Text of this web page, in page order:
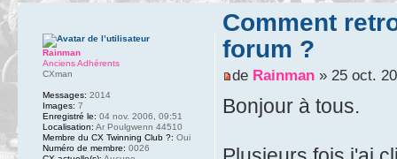
Comment
forum ?
de Rainman» 25 oct.
Bonjour à tous.
Rainman
Anciens Adhérents
CXman
Messages: 2014
Images: 7
Enregistré le: 04 nov. 2006, 09:51
Localisation: Ar Poulgwenn 44510
Membre du CX Twinning Club ?: Oui
Numéro de membre: 0026